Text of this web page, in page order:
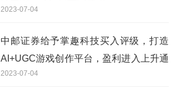
2023-07-04
中邮证券给予掌趣科技买入评级，打造
AI+UGC游戏创作平台，盈利进入上升通
道|世界动态
2023-07-04